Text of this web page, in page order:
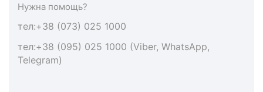
Нужна помощь?
тел:+38 (073) 025 1000
тел:+38 (095) 025 1000 (Viber, WhatsApp,
Telegram)